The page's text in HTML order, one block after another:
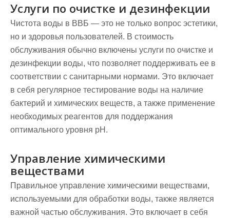
Услуги по очистке и дезинфекции
Чистота воды в ВВБ — это не только вопрос эстетики,
но и здоровья пользователей. В стоимость
обслуживания обычно включены услуги по очистке и
дезинфекции воды, что позволяет поддерживать ее в
соответствии с санитарными нормами. Это включает
в себя регулярное тестирование воды на наличие
бактерий и химических веществ, а также применение
необходимых реагентов для поддержания
оптимального уровня pH.
Управление химическими
веществами
Правильное управление химическими веществами,
используемыми для обработки воды, также является
важной частью обслуживания. Это включает в себя